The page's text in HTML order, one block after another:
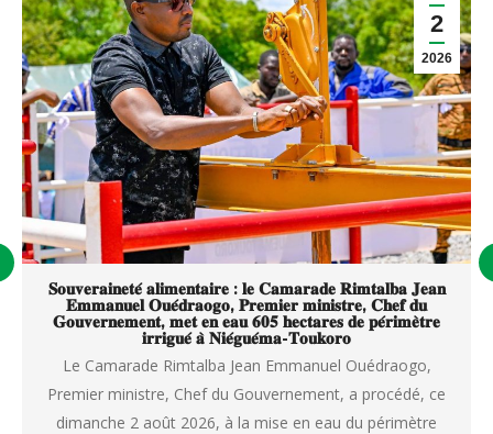
2
2026
𝐒𝐨𝐮𝐯𝐞𝐫𝐚𝐢𝐧𝐞𝐭𝐞́ 𝐚𝐥𝐢𝐦𝐞𝐧𝐭𝐚𝐢𝐫𝐞 : 𝐥𝐞 𝐂𝐚𝐦𝐚𝐫𝐚𝐝𝐞 𝐑𝐢𝐦𝐭𝐚𝐥𝐛𝐚 𝐉𝐞𝐚𝐧
𝐄𝐦𝐦𝐚𝐧𝐮𝐞𝐥 𝐎𝐮𝐞́𝐝𝐫𝐚𝐨𝐠𝐨, 𝐏𝐫𝐞𝐦𝐢𝐞𝐫 𝐦𝐢𝐧𝐢𝐬𝐭𝐫𝐞, 𝐂𝐡𝐞𝐟 𝐝𝐮
𝐆𝐨𝐮𝐯𝐞𝐫𝐧𝐞𝐦𝐞𝐧𝐭, 𝐦𝐞𝐭 𝐞𝐧 𝐞𝐚𝐮 𝟔𝟎𝟓 𝐡𝐞𝐜𝐭𝐚𝐫𝐞𝐬 𝐝𝐞 𝐩𝐞́𝐫𝐢𝐦𝐞̀𝐭𝐫𝐞
𝐢𝐫𝐫𝐢𝐠𝐮𝐞́ 𝐚̀ 𝐍𝐢𝐞́𝐠𝐮𝐞́𝐦𝐚-𝐓𝐨𝐮𝐤𝐨𝐫𝐨
Le Camarade Rimtalba Jean Emmanuel Ouédraogo,
Premier ministre, Chef du Gouvernement, a procédé, ce
dimanche 2 août 2026, à la mise en eau du périmètre